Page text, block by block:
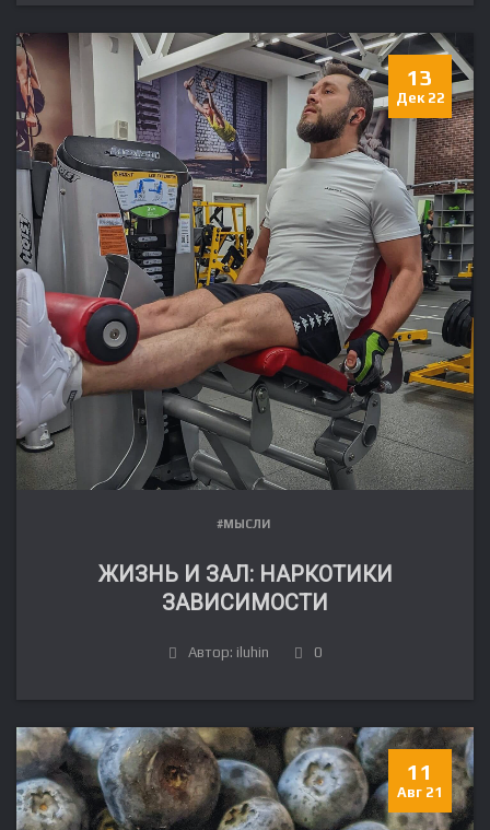
13
Дек 22
#МЫСЛИ
ЖИЗНЬ И ЗАЛ: НАРКОТИКИ
ЗАВИСИМОСТИ
Автор: iluhin 0
11
Авг 21